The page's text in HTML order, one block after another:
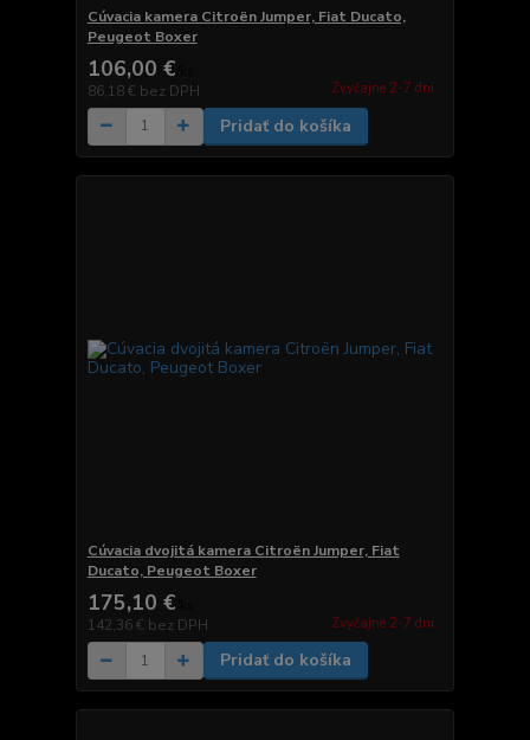
Cúvacia kamera Citroën Jumper, Fiat Ducato,
Peugeot Boxer
106,00 €
86,18 € bez DPH Zvyčajne 2-7 dni.
Pridať do košíka
Cúvacia dvojitá kamera Citroën Jumper, Fiat
Ducato, Peugeot Boxer
175,10 €
142,36 € bez DPH Zvyčajne 2-7 dni.
Pridať do košíka